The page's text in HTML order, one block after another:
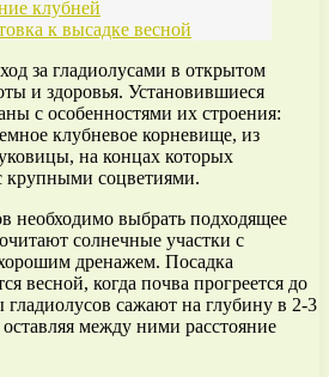
клубней
к высадке весной
за гладиолусами в открытом
и здоровья. Установившиеся
с особенностями их строения:
клубневое корневище, из
на концах которых
крупными соцветиями.
необходимо выбрать подходящее
солнечные участки с
дренажем. Посадка
весной, когда почва прогреется до
сажают на глубину в 2-3
между ними расстояние